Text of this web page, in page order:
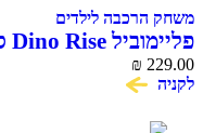
משחק הרכבה לילדים
פליימוביל Dino Rise סלע הדינוזאור 70623
₪ 229.00
לקניה